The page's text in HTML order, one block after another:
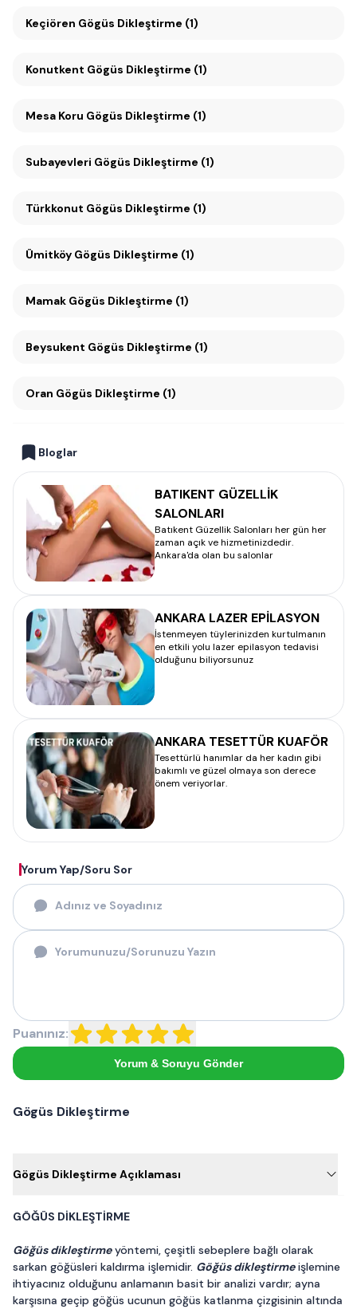
Keçiören Gögüs Dikleştirme (1)
Konutkent Gögüs Dikleştirme (1)
Mesa Koru Gögüs Dikleştirme (1)
Subayevleri Gögüs Dikleştirme (1)
Türkkonut Gögüs Dikleştirme (1)
Ümitköy Gögüs Dikleştirme (1)
Mamak Gögüs Dikleştirme (1)
Beysukent Gögüs Dikleştirme (1)
Oran Gögüs Dikleştirme (1)
Bloglar
BATIKENT GÜZELLİK
SALONLARI
Batıkent Güzellik Salonları her gün her
zaman açık ve hizmetinizdedir.
Ankara'da olan bu salonlar
ANKARA LAZER EPİLASYON
İstenmeyen tüylerinizden kurtulmanın
en etkili yolu lazer epilasyon tedavisi
olduğunu biliyorsunuz
ANKARA TESETTÜR KUAFÖR
Tesettürlü hanımlar da her kadın gibi
bakımlı ve güzel olmaya son derece
önem veriyorlar.
Yorum Yap/Soru Sor
Puanınız:
Yorum & Soruyu Gönder
Gögüs Dikleştirme
Gögüs Dikleştirme Açıklaması
GÖĞÜS DİKLEŞTİRME
Göğüs dikleştirmeyöntemi, çeşitli sebeplere bağlı olarak
sarkan göğüsleri kaldırma işlemidir. Göğüs dikleştirmeişlemine
ihtiyacınız olduğunu anlamanın basit bir analizi vardır; ayna
karşısına geçip göğüs ucunun göğüs katlanma çizgisinin altında